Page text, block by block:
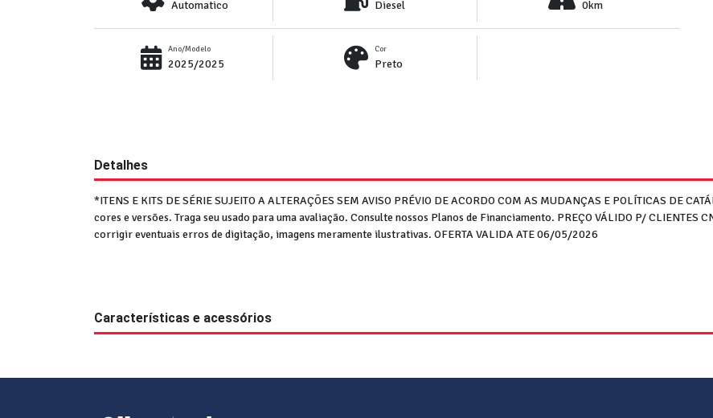
Automatico Diesel 0km
Ano/Modelo
2025/2025
Cor
Preto
Detalhes
*ITENS E KITS DE SÉRIE SUJEITO A ALTERAÇÕES SEM AVISO PRÉVIO DE ACORDO COM AS MUDANÇAS E POLÍTICAS DE
cores e versões. Traga seu usado para uma avaliação. Consulte nossos Planos de Financiamento. PREÇO VÁLIDO P/ CLIENTES
corrigir eventuais erros de digitação, imagens meramente ilustrativas. OFERTA VALIDA ATE 06/05/2026
Características e acessórios